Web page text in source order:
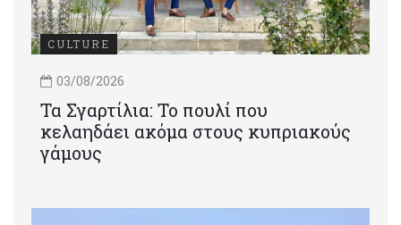
CULTURE
03/08/2026
Τα Σγαρτίλια: Το πουλί που
κελαηδάει ακόμα στους κυπριακούς
γάμους